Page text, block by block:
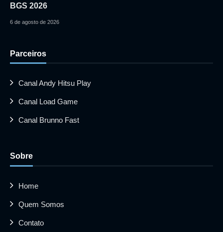
BGS 2026
6 de agosto de 2026
Parceiros
Canal Andy Hitsu Play
Canal Load Game
Canal Brunno Fast
Sobre
Home
Quem Somos
Contato